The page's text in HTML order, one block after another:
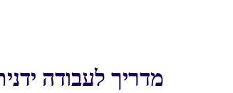
מדריך לעבודה